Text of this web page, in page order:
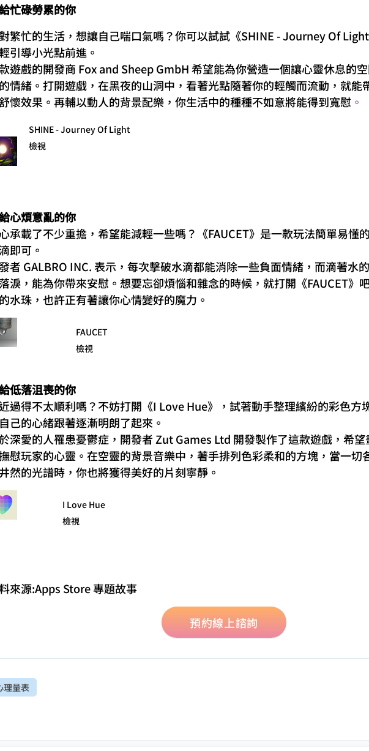
忙碌勞累的你
繁忙的生活，想讓自己喘口氣嗎？你可以試試《SHINE - Journey Of
引導小光點前進。
遊戲的開發商 Fox and Sheep GmbH 希望能為你營造一個讓心靈休息的
情緒。打開遊戲，在黑夜的山洞中，看著光點隨著你的輕觸而流動，就能
懷效果。再輔以動人的背景配樂，你生活中的種種不如意將能得到寬慰 。
SHINE - Journey Of Light
檢視
心煩意亂的你
承載了不少重擔，希望能減輕一些嗎？《FAUCET》是一款玩法簡單易懂
即可。
者 GALBRO INC. 表示，每次擊破水滴都能消除一些負面情緒，而滴著水
淚，能為你帶來安慰。想要忘卻煩惱和雜念的時候，就打開《FAUCET》
水珠，也許正有著讓你心情變好的魔力。
FAUCET
檢視
低落沮喪的你
過得不太順利嗎？不妨打開《I Love Hue》，試著動手整理繽紛的彩色方
己的心緒跟著逐漸明朗了起來。
深愛的人罹患憂鬱症，開發者 Zut Games Ltd 開發製作了這款遊戲，希
慰玩家的心靈。在空靈的背景音樂中，著手排列色彩柔和的方塊，當一切
然的光譜時，你也將獲得美好的片刻寧靜。
I Love Hue
檢視
來源:Apps Store 專題故事
預約線上諮詢
理量表